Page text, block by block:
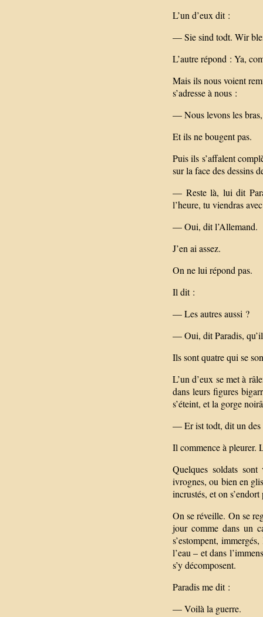
L’un d’eux dit :
— Sie sind todt. Wir
L’autre répond : Ya,
Mais ils nous voient
s’adresse à nous :
— Nous levons les
Et ils ne bougent pas.
Puis ils s’affalent
sur la face des dessins
— Reste là, lui dit
l’heure, tu viendras
— Oui, dit l’Allemand.
J’en ai assez.
On ne lui répond pas.
Il dit :
— Les autres aussi ?
— Oui, dit Paradis,
Ils sont quatre qui se
L’un d’eux se met à
dans leurs figures
s’éteint, et la gorge
— Er ist todt, dit un des
Il commence à pleurer.
Quelques soldats
ivrognes, ou bien en
incrustés, et on
On se réveille. On se
jour comme dans un
s’estompent,
l’eau – et dans
s’y décomposent.
Paradis me dit :
— Voilà la guerre.